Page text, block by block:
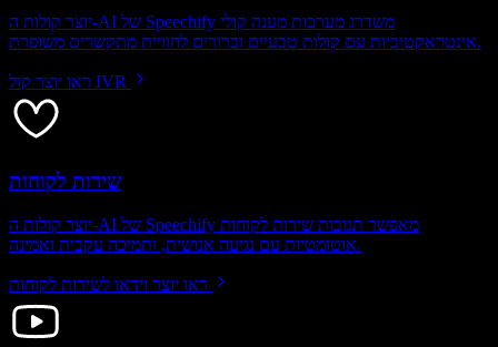
יוצר קולות ה-AI של Speechify משדרג מערכות מענה קולי
אינטראקטיביות עם קולות טבעיים וברורים לחוויית מתקשרים משופרת.
ראו יוצר קול IVR
שירות לקוחות
יוצר קולות ה-AI של Speechify מאפשר תגובות שירות לקוחות
אוטומטיות עם נגיעה אנושית, ותמיכה עקבית ואמינה.
ראו יוצר וידאו לשירות לקוחות